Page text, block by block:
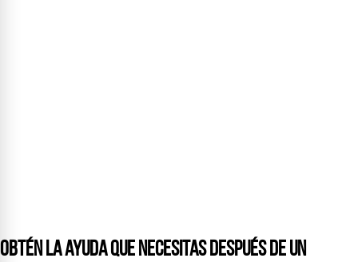
Obtén la ayuda que necesitas después de un